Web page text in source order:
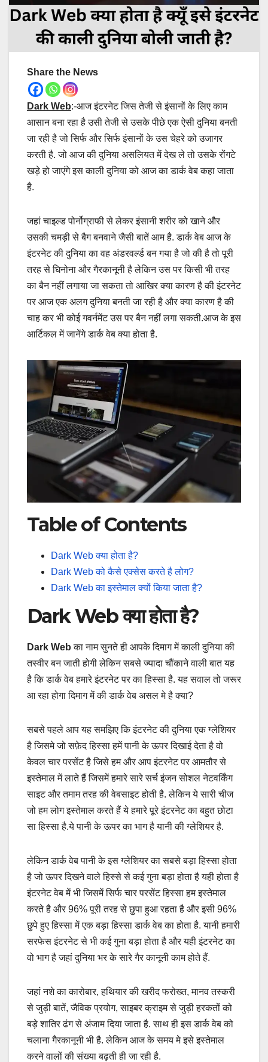
Share the News
Dark Web:-आज इंटरनेट जिस तेजी से इंसानों के लिए काम
आसान बना रहा है उसी तेजी से उसके पीछे एक ऐसी दुनिया बनती
जा रही है जो सिर्फ और सिर्फ इंसानों के उस चेहरे को उजागर
करती है. जो आज की दुनिया असलियत में देख ले तो उसके रोंगटे
खड़े हो जाएंगे इस काली दुनिया को आज का डार्क वेब कहा जाता
है.
जहां चाइल्ड पोर्नोग्राफी से लेकर इंसानी शरीर को खाने और
उसकी चमड़ी से बैग बनवाने जैसी बातें आम है. डार्क वेब आज के
इंटरनेट की दुनिया का वह अंडरवर्ल्ड बन गया है जो की है तो पूरी
तरह से घिनोना और गैरकानूनी है लेकिन उस पर किसी भी तरह
का बैन नहीं लगाया जा सकता तो आखिर क्या कारण है की इंटरनेट
पर आज एक अलग दुनिया बनती जा रही है और क्या कारण है की
चाह कर भी कोई गवर्नमेंट उस पर बैन नहीं लगा सकती.आज के इस
आर्टिकल में जानेंगे डार्क वेब क्या होता है.
Table of Contents
Dark Web क्या होता है?
Dark Web को कैसे एक्सेस करते है लोग?
Dark Web का इस्तेमाल क्यों किया जाता है?
Dark Web क्या होता है?
Dark Web का नाम सुनते ही आपके दिमाग में काली दुनिया की
तस्वीर बन जाती होगी लेकिन सबसे ज्यादा चौंकाने वाली बात यह
है कि डार्क वेब हमारे इंटरनेट पर का हिस्सा है. यह सवाल तो जरूर
आ रहा होगा दिमाग में की डार्क वेब असल मे है क्या?
सबसे पहले आप यह समझिए कि इंटरनेट की दुनिया एक ग्लेशियर
है जिसमे जो सफ़ेद हिस्सा हमें पानी के ऊपर दिखाई देता है वो
केवल चार परसेंट है जिसे हम और आप इंटरनेट पर आमतौर से
इस्तेमाल में लाते हैं जिसमें हमारे सारे सर्च इंजन सोशल नेटवर्किंग
साइट और तमाम तरह की वेबसाइट होती है. लेकिन ये सारी चीज
जो हम लोग इस्तेमाल करते हैं ये हमारे पूरे इंटरनेट का बहुत छोटा
सा हिस्सा है.ये पानी के ऊपर का भाग है यानी की ग्लेशियर है.
लेकिन डार्क वेब पानी के इस ग्लेशियर का सबसे बड़ा हिस्सा होता
है जो ऊपर दिखने वाले हिस्से से कई गुना बड़ा होता है यही होता है
इंटरनेट वेब में भी जिसमें सिर्फ चार परसेंट हिस्सा हम इस्तेमाल
करते है और 96% पूरी तरह से छुपा हुआ रहता है और इसी 96%
छुपे हुए हिस्सा में एक बड़ा हिस्सा डार्क वेब का होता है. यानी हमारी
सरफेस इंटरनेट से भी कई गुना बड़ा होता है और यही इंटरनेट का
वो भाग है जहां दुनिया भर के सारे गैर कानूनी काम होते हैं.
जहां नशे का कारोबार, हथियार की खरीद फरोख्त, मानव तस्करी
से जुड़ी बातें, जैविक प्रयोग, साइबर क्राइम से जुड़ी हरकतों को
बड़े शातिर ढंग से अंजाम दिया जाता है. साथ ही इस डार्क वेब को
चलाना गैरकानूनी भी है. लेकिन आज के समय मे इसे इस्तेमाल
करने वालों की संख्या बढ़ती ही जा रही है.